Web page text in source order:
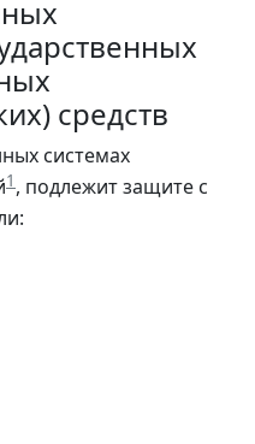
средств
системах
1 , подлежит защите с